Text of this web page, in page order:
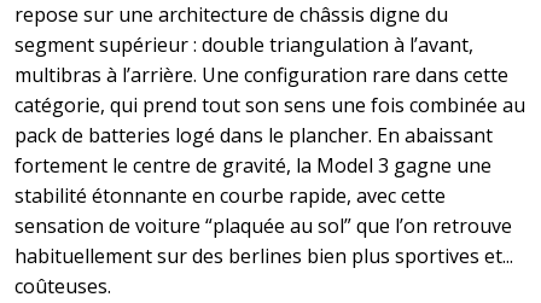
repose sur une architecture de châssis digne du
segment supérieur : double triangulation à l’avant,
multibras à l’arrière. Une configuration rare dans cette
catégorie, qui prend tout son sens une fois combinée au
pack de batteries logé dans le plancher. En abaissant
fortement le centre de gravité, la Model 3 gagne une
stabilité étonnante en courbe rapide, avec cette
sensation de voiture “plaquée au sol” que l’on retrouve
habituellement sur des berlines bien plus sportives et...
coûteuses.